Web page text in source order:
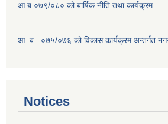
आ.ब.०७९/०८० को बार्षिक नीति तथा कार्यक्रम
आ. ब . ०७५/०७६ को विकास कार्यक्रम अन्तर्गत
Notices